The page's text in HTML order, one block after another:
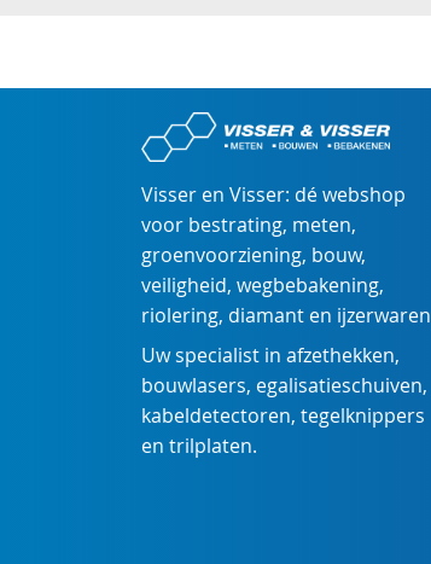
Visser en Visser: dé webshop
voor bestrating, meten,
groenvoorziening, bouw,
veiligheid, wegbebakening,
riolering, diamant en ijzerwaren
Uw specialist in afzethekken,
bouwlasers, egalisatieschuiven,
kabeldetectoren, tegelknippers
en trilplaten.